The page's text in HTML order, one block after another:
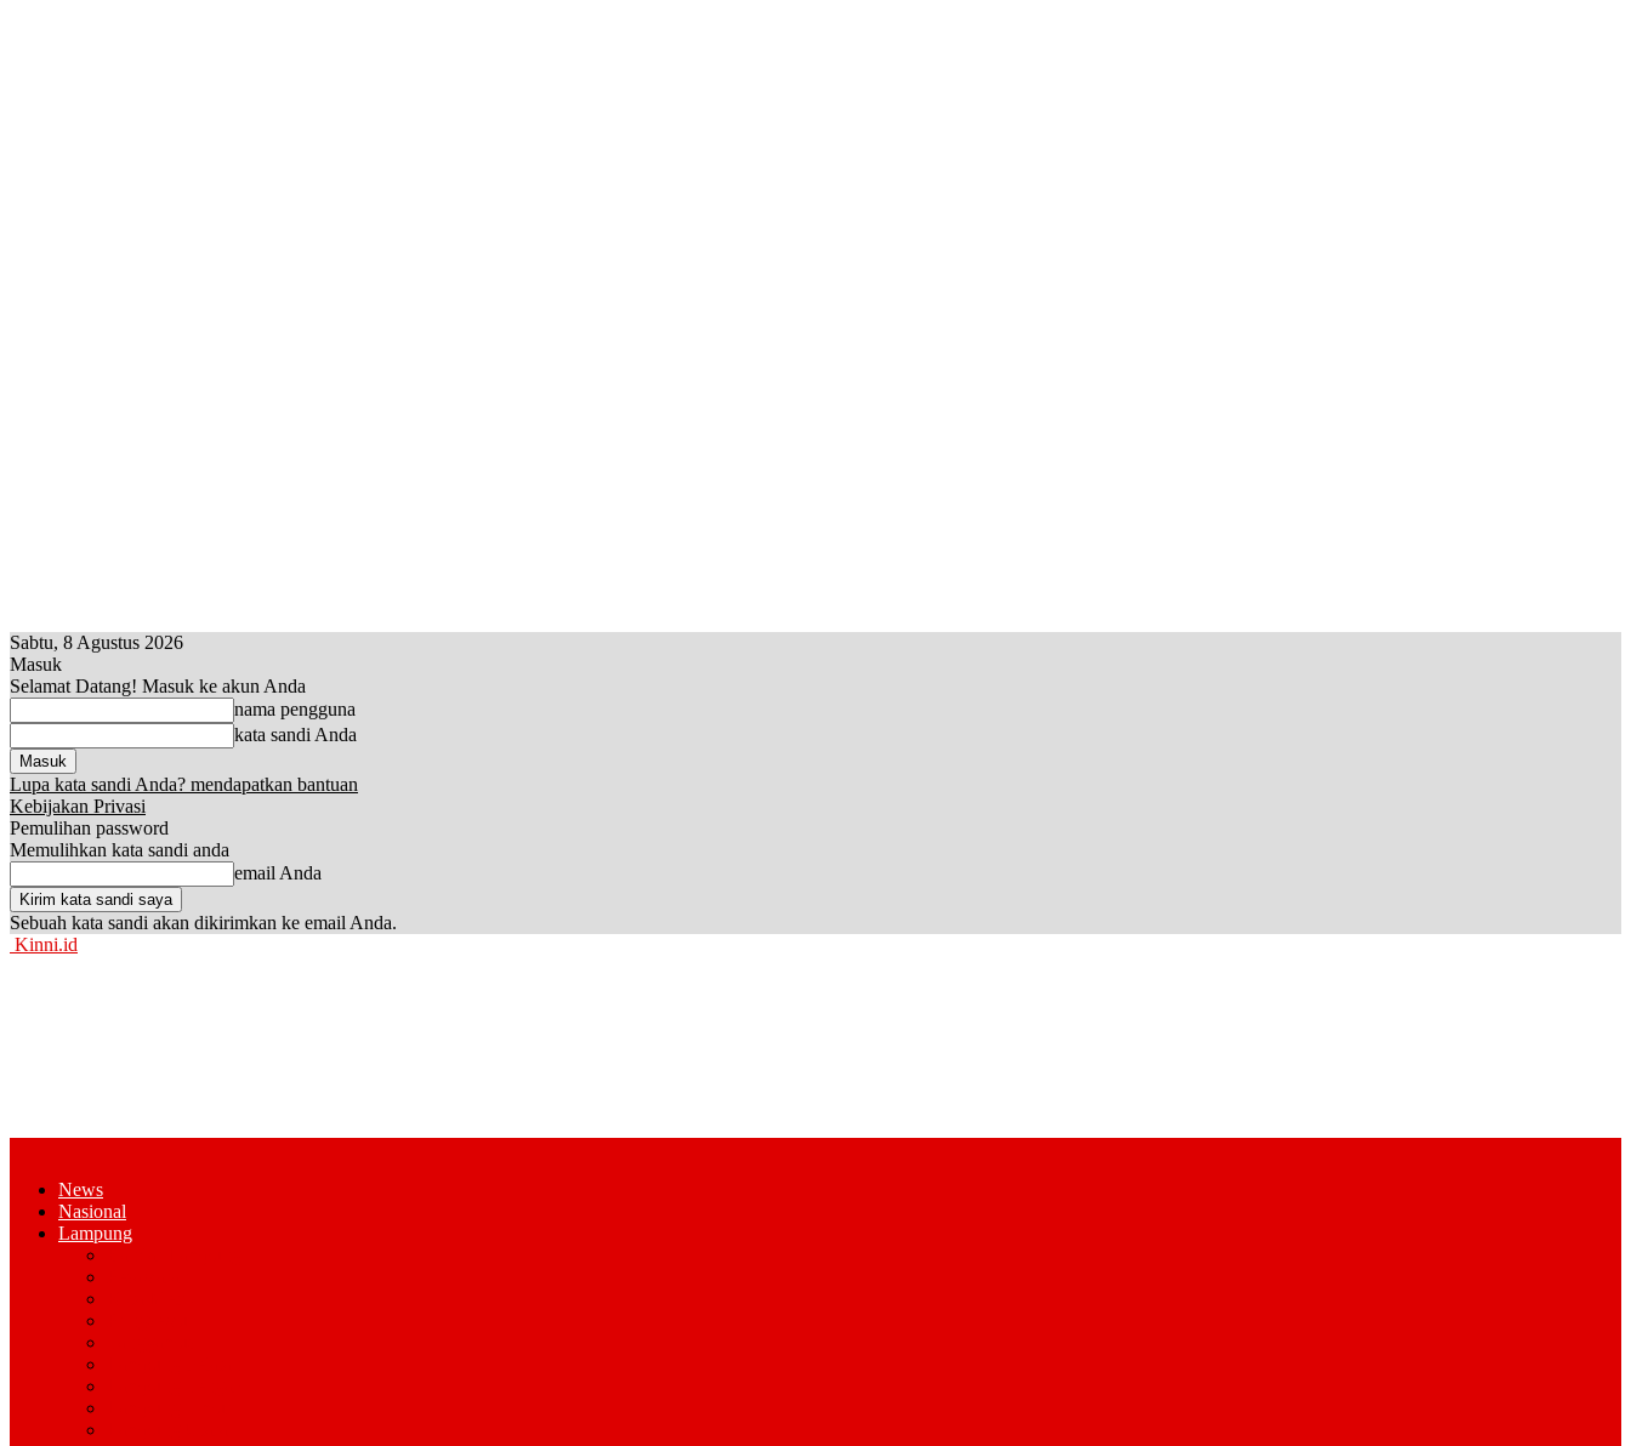
Sabtu, 8 Agustus 2026
Masuk
Selamat Datang! Masuk ke akun Anda
nama pengguna
kata sandi Anda
Lupa kata sandi Anda? mendapatkan bantuan
Kebijakan Privasi
Pemulihan password
Memulihkan kata sandi anda
email Anda
Sebuah kata sandi akan dikirimkan ke email Anda.
Kinni.id
News
Nasional
Lampung